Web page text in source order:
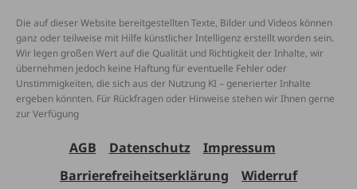
Die auf dieser Website bereitgestellten Texte, Bilder und Videos können
ganz oder teilweise mit Hilfe künstlicher Intelligenz erstellt worden sein.
Wir legen großen Wert auf die Qualität und Richtigkeit der Inhalte, wir
übernehmen jedoch keine Haftung für eventuelle Fehler oder
Unstimmigkeiten, die sich aus der Nutzung KI – generierter Inhalte
ergeben könnten. Für Rückfragen oder Hinweise stehen wir Ihnen gerne
zur Verfügung
AGB Datenschutz
Impressum
Barrierefreiheitserklärung
Widerruf